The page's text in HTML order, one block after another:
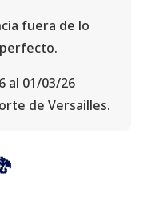
fuera de lo
al 01/03/26
de Versailles.